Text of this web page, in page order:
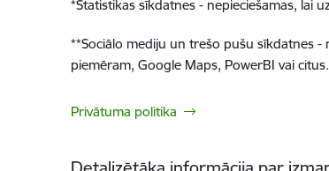
*Statistikas sīkdatnes - nepieciešamas, lai
**Sociālo mediju un trešo pušu sīkdatnes -
piemēram, Google Maps, PowerBI vai citus.
Privātuma politika